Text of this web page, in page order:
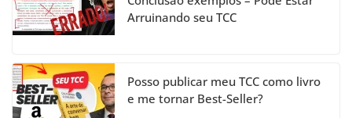
a
n
el
Arruinando seu TCC
Posso publicar meu TCC como livro
e me tornar Best-Seller?